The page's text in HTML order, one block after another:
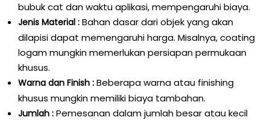
bubuk cat dan waktu aplikasi, mempengaruhi biaya.
Jenis Material : Bahan dasar dari objek yang akan
dilapisi dapat memengaruhi harga. Misalnya, coating
logam mungkin memerlukan persiapan permukaan
khusus.
Warna dan Finish : Beberapa warna atau finishing
khusus mungkin memiliki biaya tambahan.
Jumlah : Pemesanan dalam jumlah besar atau kecil